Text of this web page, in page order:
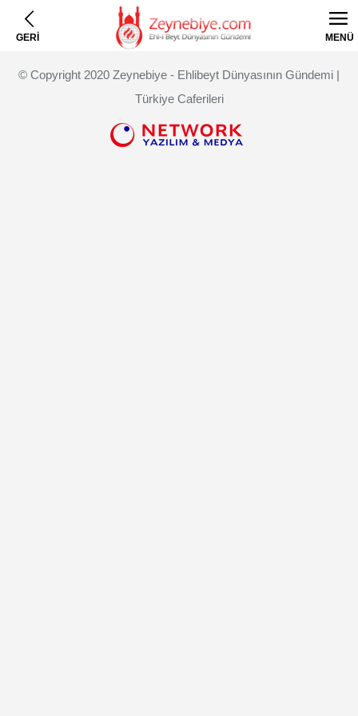
GERİ MENÜ
© Copyright 2020 Zeynebiye - Ehlibeyt Dünyasının Gündemi |
Türkiye Caferileri